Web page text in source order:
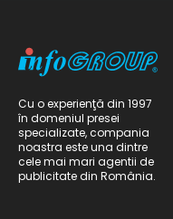
Cu o experienţă din 1997
în domeniul presei
specializate, compania
noastra este una dintre
cele mai mari agentii de
publicitate din România.